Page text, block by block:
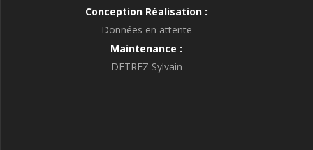
Conception Réalisation :
Données en attente
Maintenance :
DETREZ Sylvain